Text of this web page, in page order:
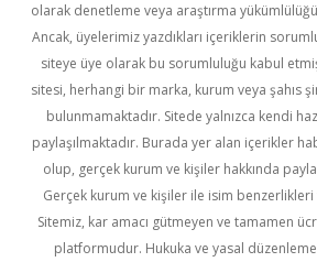
olarak denetleme veya araştırma
Ancak, üyelerimiz yazdıkları içeriklerin
siteye üye olarak bu sorumluluğu kabul
sitesi, herhangi bir marka, kurum veya şahıs
bulunmamaktadır. Sitede yalnızca kendi
paylaşılmaktadır. Burada yer alan içerikler
olup, gerçek kurum ve kişiler hakkında
Gerçek kurum ve kişiler ile isim
Sitemiz, kar amacı gütmeyen ve tamamen
platformudur. Hukuka ve yasal